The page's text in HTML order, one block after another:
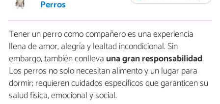
Perros
Tener un perro como compañero es una experiencia
llena de amor, alegría y lealtad incondicional. Sin
embargo, también conlleva una gran responsabilidad.
Los perros no solo necesitan alimento y un lugar para
dormir; requieren cuidados específicos que garanticen su
salud física, emocional y social.